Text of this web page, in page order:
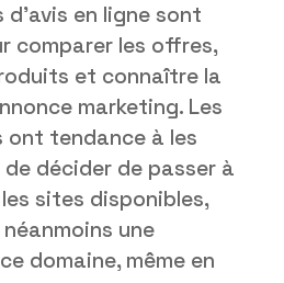
en ligne sont
comparer les offres,
et connaître la
marketing. Les
ont tendance à les
décider de passer à
sites disponibles,
une
domaine, même en